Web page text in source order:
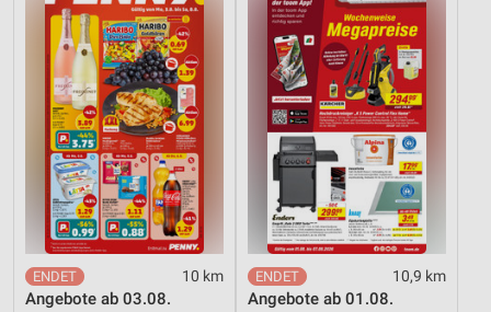
10 km
Angebote ab 03.08.
10,9 km
Angebote ab 01.08.